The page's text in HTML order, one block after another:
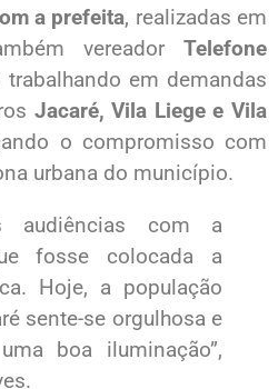
a prefeita, realizadas em
vereador Telefone
em demandas
Jacaré, Vila Liege e Vila
o compromisso com
urbana do município.
audiências com a
fosse colocada a
Hoje, a população
sente-se orgulhosa e
boa iluminação”,